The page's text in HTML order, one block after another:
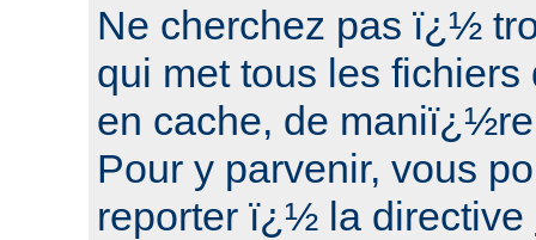
Ne cherchez pas ï¿½
qui met tous les
en cache, de
Pour y parvenir, vous
reporter ï¿½ la directive